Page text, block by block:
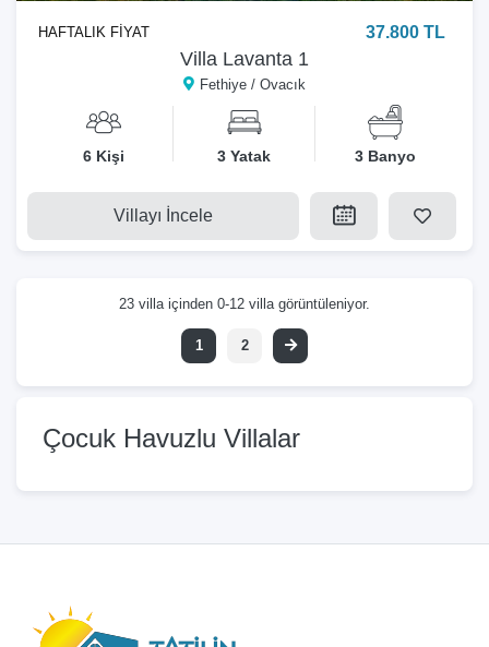
Villa Lavanta 1
Fethiye / Ovacık
HAFTALIK FİYAT 37.800 TL
6 Kişi 3 Yatak 3 Banyo
Villayı İncele
23 villa içinden 0-12 villa görüntüleniyor.
1 2
Çocuk Havuzlu Villalar